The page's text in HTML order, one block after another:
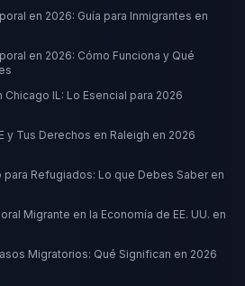
en 2026: Guía para Inmigrantes en
en 2026: Cómo Funciona y Qué
IL: Lo Esencial para 2026
y Tus Derechos en Raleigh en 2026
Refugiados: Lo que Debes Saber en
Migrante en la Economía de EE. UU. en
Migratorios: Qué Significan en 2026